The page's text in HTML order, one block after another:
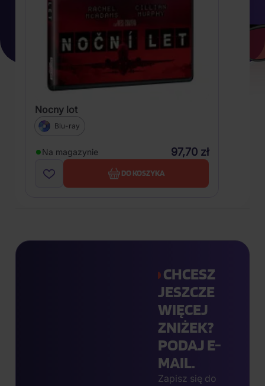
Nocny lot
Blu-ray
Na magazynie 97,70 zł
DO KOSZYKA
CHCESZ
JESZCZE
WIĘCEJ
ZNIŻEK?
PODAJ E-
MAIL.
Zapisz się do